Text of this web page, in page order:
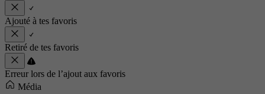
Ajouté à tes favoris
Retiré de tes favoris
Erreur lors de l’ajout aux favoris
Média